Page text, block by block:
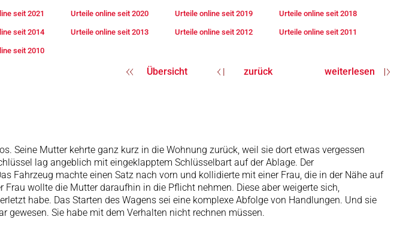
seit 2021 Urteile online seit 2020 Urteile online seit 2019 Urteile online seit 2018
seit 2014 Urteile online seit 2013 Urteile online seit 2012 Urteile online seit 2011
seit 2010
Übersicht zurück weiterlesen
Seine Mutter kehrte ganz kurz in die Wohnung zurück, weil sie dort etwas vergessen
lag angeblich mit eingeklapptem Schlüsselbart auf der Ablage. Der
Fahrzeug machte einen Satz nach vorn und kollidierte mit einer Frau, die in der Nähe auf
wollte die Mutter daraufhin in die Pflicht nehmen. Diese aber weigerte sich,
habe. Das Starten des Wagens sei eine komplexe Abfolge von Handlungen. Und sie
gewesen. Sie habe mit dem Verhalten nicht rechnen müssen.